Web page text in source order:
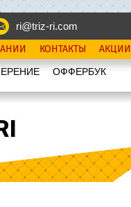
ri@triz-ri.com
КОНТАКТЫ АКЦИИ
OФФЕРБУК